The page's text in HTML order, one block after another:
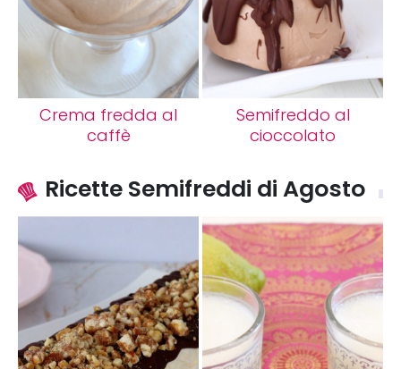
Crema fredda al
caffè
Semifreddo al
cioccolato
Ricette Semifreddi di Agosto